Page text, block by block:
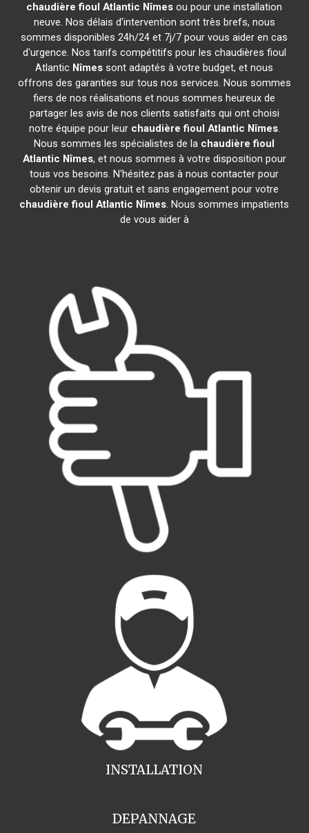
chaudière fioul Atlantic Nîmes ou pour une installation
neuve. Nos délais d'intervention sont très brefs, nous
sommes disponibles 24h/24 et 7j/7 pour vous aider en cas
d'urgence. Nos tarifs compétitifs pour les chaudières fioul
Atlantic Nîmes sont adaptés à votre budget, et nous
offrons des garanties sur tous nos services. Nous sommes
fiers de nos réalisations et nous sommes heureux de
partager les avis de nos clients satisfaits qui ont choisi
notre équipe pour leur chaudière fioul Atlantic Nîmes.
Nous sommes les spécialistes de la chaudière fioul
Atlantic Nîmes, et nous sommes à votre disposition pour
tous vos besoins. N'hésitez pas à nous contacter pour
obtenir un devis gratuit et sans engagement pour votre
chaudière fioul Atlantic Nîmes. Nous sommes impatients
de vous aider à
INSTALLATION
DEPANNAGE